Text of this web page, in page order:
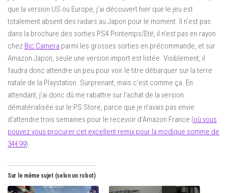
que la version US ou Europe, j’ai découvert hier que le jeu est
totalement absent des radars au Japon pour le moment. Il n’est pas
dans la brochure des sorties PS4 Printemps/Eté, il n’est pas en rayon
chez Bic Camera parmi les grosses sorties en précommande, et sur
Amazon Japon, seule une version import est listée. Visiblement, il
faudra donc attendre un peu pour voir le titre débarquer sur la terre
natale de la Playstation. Surprenant, mais c’est comme ça. En
attendant, j’ai donc dû me rabattre sur l’achat de la version
dématérialisée sur le PS Store, parce que je n’avais pas envie
d’attendre trois semaines pour le recevoir d’Amazon France (où vous
pouvez vous procurer cet excellent remix pour la modique somme de
34€99).
Sur le même sujet (selon un robot)